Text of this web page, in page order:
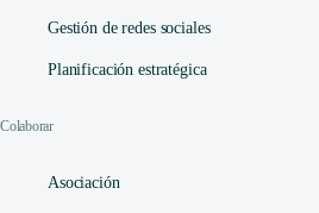
Gestión de redes sociales
Planificación estratégica
Colaborar
Asociación